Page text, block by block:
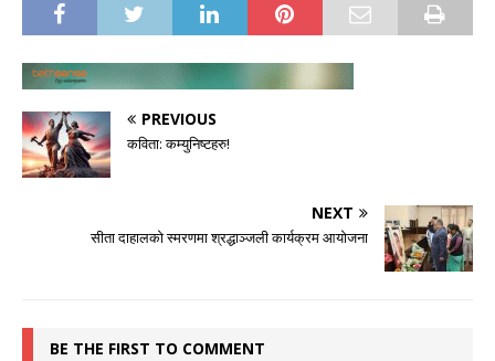
PREVIOUS
कविता: कम्युनिष्टहरु!
NEXT
सीता दाहालको स्मरणमा श्रद्धाञ्जली कार्यक्रम आयोजना
BE THE FIRST TO COMMENT